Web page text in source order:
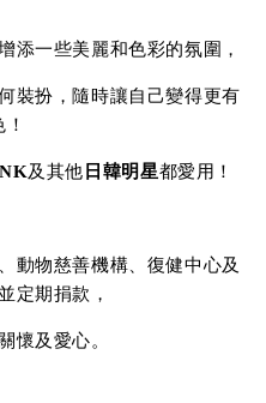
添一些美麗和色彩的氛圍，
裝扮，隨時讓自己變得更有
及其他 日韓明星都愛用！
動物慈善機構、復健中心及
定期捐款，
懷及愛心。